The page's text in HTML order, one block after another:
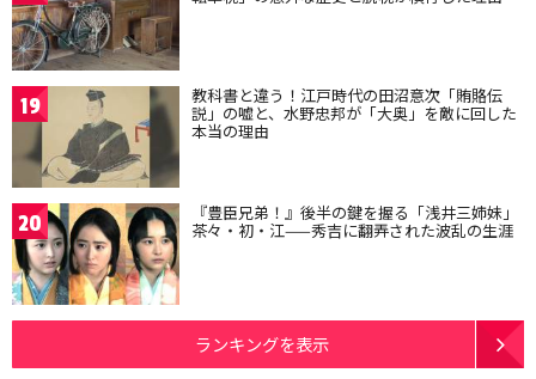
19 教科書と違う！江戸時代の田沼意次「賄賂伝
説」の嘘と、水野忠邦が「大奥」を敵に回した
本当の理由
20 『豊臣兄弟！』後半の鍵を握る「浅井三姉妹」
茶々・初・江——秀吉に翻弄された波乱の生涯
ランキングを表示